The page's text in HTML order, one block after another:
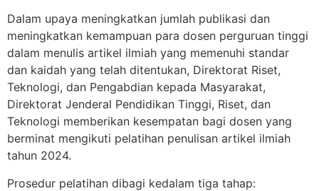
Dalam upaya meningkatkan jumlah publikasi dan
meningkatkan kemampuan para dosen perguruan tinggi
dalam menulis artikel ilmiah yang memenuhi standar
dan kaidah yang telah ditentukan, Direktorat Riset,
Teknologi, dan Pengabdian kepada Masyarakat,
Direktorat Jenderal Pendidikan Tinggi, Riset, dan
Teknologi memberikan kesempatan bagi dosen yang
berminat mengikuti pelatihan penulisan artikel ilmiah
tahun 2024.
Prosedur pelatihan dibagi kedalam tiga tahap: